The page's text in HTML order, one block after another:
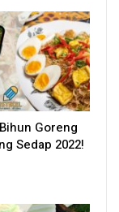
Goreng
Sedap 2022!